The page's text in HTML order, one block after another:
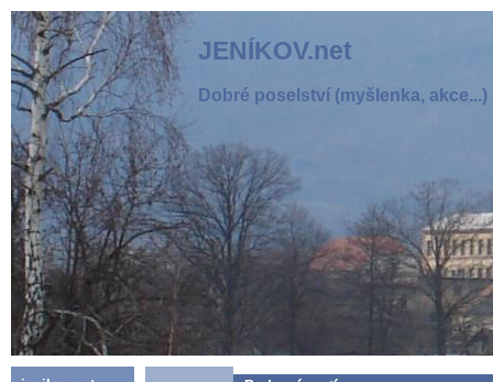
JENÍKOV.net
Dobré poselství (myšlenka,